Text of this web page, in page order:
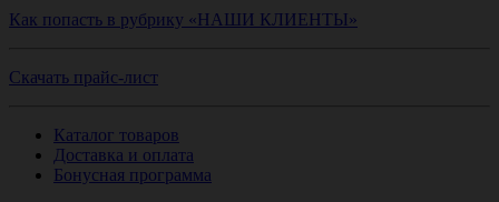
Как попасть в рубрику «НАШИ КЛИЕНТЫ»
Скачать прайс-лист
Каталог товаров
Доставка и оплата
Бонусная программа